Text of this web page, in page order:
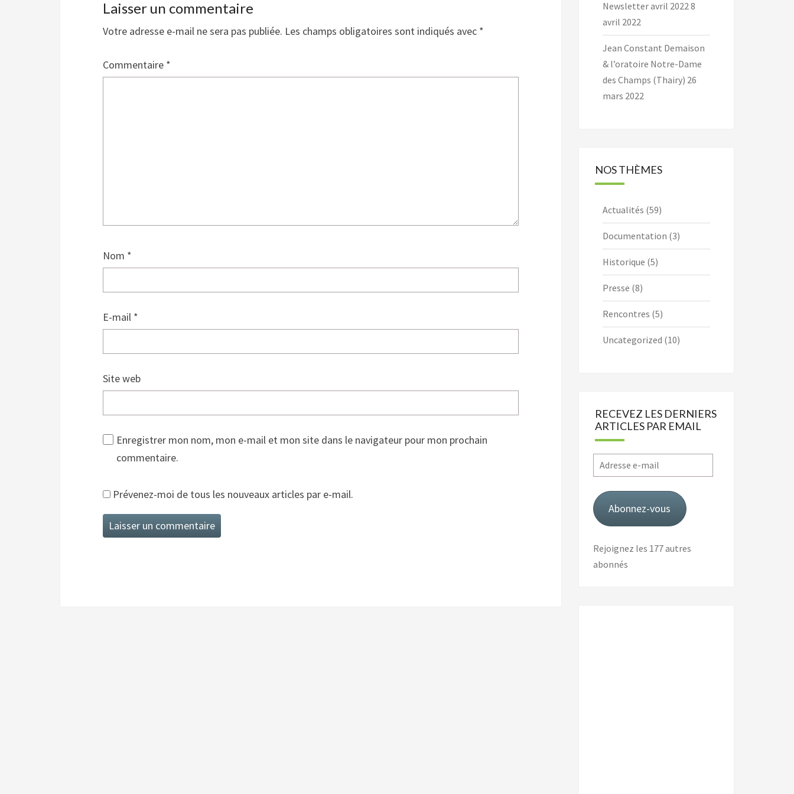
Laisser un commentaire
Votre adresse e-mail ne sera pas publiée. Les champs obligatoires sont indiqués avec *
Commentaire *
Nom *
E-mail *
Site web
Enregistrer mon nom, mon e-mail et mon site dans le navigateur pour mon prochain
commentaire.
Prévenez-moi de tous les nouveaux articles par e-mail.
Newsletter avril 20228
avril 2022
Jean Constant Demaison
& l’oratoire Notre-Dame
des Champs (Thairy) 26
mars 2022
NOS THÈMES
Actualités (59)
Documentation (3)
Historique (5)
Presse (8)
Rencontres (5)
Uncategorized (10)
RECEVEZ LES DERNIERS
ARTICLES PAR EMAIL
Adresse
e-
mail
Abonnez-vous
Rejoignez les 177 autres
abonnés